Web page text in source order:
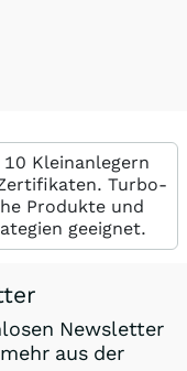
Kleinanlegern
Turbo-
Produkte und
geeignet.
Newsletter
aus der